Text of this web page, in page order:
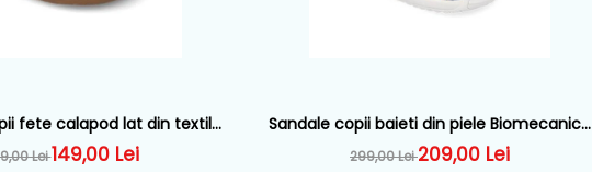
fete calapod lat din textil
Roz - 262193-A103
Lei149,00 Lei
Sandale copii baieti din piele Biomecanics,
Albastru - 262123-A556
299,00 Lei209,00 Lei